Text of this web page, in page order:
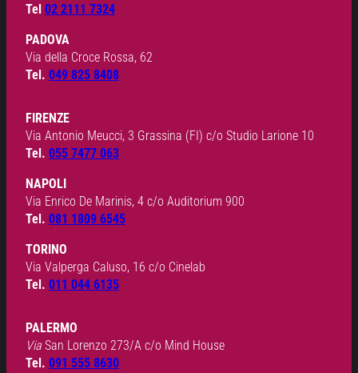
Tel 02 2111 7324
PADOVA
Via della Croce Rossa, 62
Tel. 049 825 8408
FIRENZE
Via Antonio Meucci, 3 Grassina (FI) c/o Studio Larione 10
Tel. 055 7477 063
NAPOLI
Via Enrico De Marinis, 4 c/o Auditorium 900
Tel. 081 1809 6545
TORINO
Via Valperga Caluso, 16 c/o Cinelab
Tel. 011 044 6135
PALERMO
Via San Lorenzo 273/A c/o Mind House
Tel. 091 555 8630